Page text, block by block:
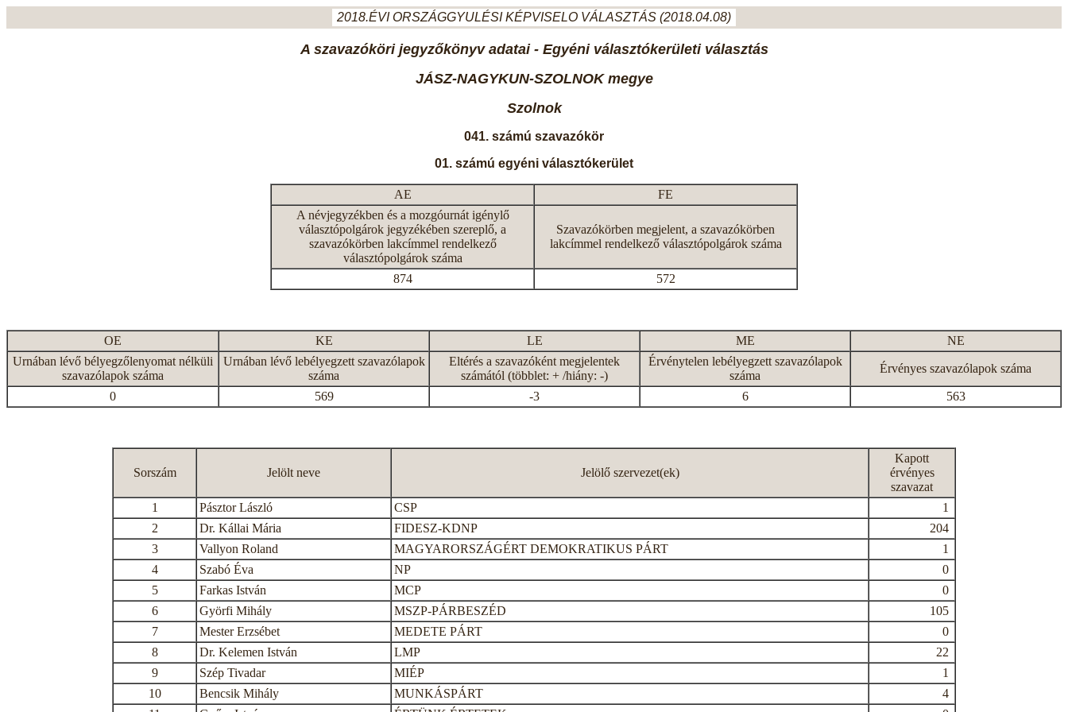
2018.ÉVI ORSZÁGGYULÉSI KÉPVISELO VÁLASZTÁS (2018.04.08)
A szavazóköri jegyzőkönyv adatai - Egyéni választókerületi választás
JÁSZ-NAGYKUN-SZOLNOK megye
Szolnok
041. számú szavazókör
01. számú egyéni választókerület
AE
FE
A névjegyzékben és a mozgóurnát igénylő
választópolgárok jegyzékében szereplő, a
szavazókörben lakcímmel rendelkező
választópolgárok száma
Szavazókörben megjelent, a szavazókörben
lakcímmel rendelkező választópolgárok száma
874 572
OE KE LE ME
NE
Urnában lévő bélyegzőlenyomat nélküli
szavazólapok száma
Urnában lévő lebélyegzett szavazólapok
száma
Eltérés a szavazóként megjelentek
számától (többlet: + /hiány: -)
Érvénytelen lebélyegzett szavazólapok
száma
Érvényes szavazólapok száma
0 569 -3 6 563
Sorszám Jelölt neve Jelölő szervezet(ek)
Kapott
érvényes
szavazat
1
Pásztor László CSP
1
2
Dr. Kállai Mária FIDESZ-KDNP
204
3
Vallyon Roland MAGYARORSZÁGÉRT DEMOKRATIKUS PÁRT
1
4
Szabó Éva NP
0
5
Farkas István MCP
0
6
Györfi Mihály MSZP-PÁRBESZÉD
105
7
Mester Erzsébet MEDETE PÁRT
0
8
Dr. Kelemen István LMP
22
9
Szép Tivadar MIÉP
1
10
Bencsik Mihály MUNKÁSPÁRT
4